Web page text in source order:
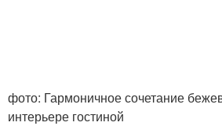
фото: Гармоничное сочетание
интерьере гостиной